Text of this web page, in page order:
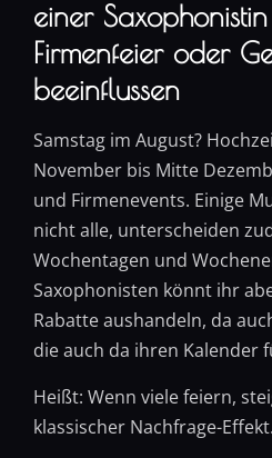
einer
Firmenfeier oder
beeinflussen
Samstag im August?
November bis Mitte
und Firmenevents. Einige
nicht alle, unterscheiden
Wochentagen und
Saxophonisten könnt ihr
Rabatte aushandeln, da
die auch da ihren Kalender
Heißt: Wenn viele feiern,
klassischer Nachfrage-Effekt.